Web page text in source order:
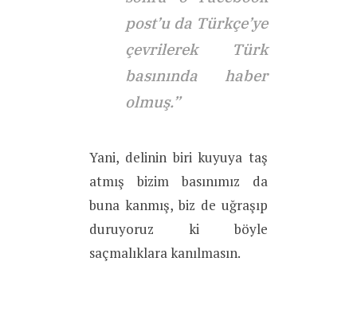
post’u da Türkçe’ye
çevrilerek Türk
basınında haber
olmuş.”
Yani, delinin biri kuyuya taş
atmış bizim basınımız da
buna kanmış, biz de uğraşıp
duruyoruz ki böyle
saçmalıklara kanılmasın.